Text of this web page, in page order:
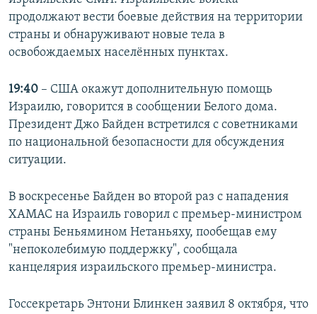
продолжают вести боевые действия на территории
страны и обнаруживают новые тела в
освобождаемых населённых пунктах.
19:40 – США окажут дополнительную помощь
Израилю, говорится в сообщении Белого дома.
Президент Джо Байден встретился с советниками
по национальной безопасности для обсуждения
ситуации.
В воскресенье Байден во второй раз с нападения
ХАМАС на Израиль говорил с премьер-министром
страны Беньямином Нетаньяху, пообещав ему
"непоколебимую поддержку", сообщала
канцелярия израильского премьер-министра.
Госсекретарь Энтони Блинкен заявил 8 октября, что